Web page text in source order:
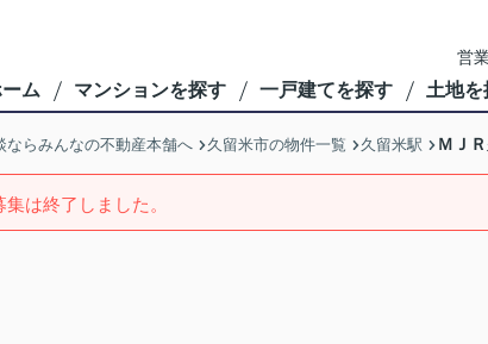
営
ム マンションを探す 一戸建てを探す 土地を
ならみんなの不動産本舗へ 久留米市の物件一覧 久留米駅 ＭＪ
は終了しました。